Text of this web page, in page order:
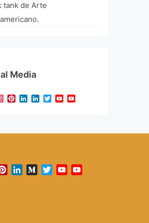
tank de Arte
Media
Instagram
Pinterest
LinkedIn
LinkedIn
TwitterYouTube
PinterestLinkedInMediumTwitterYouTube